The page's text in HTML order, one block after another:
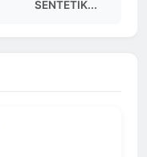
SENTETİK...